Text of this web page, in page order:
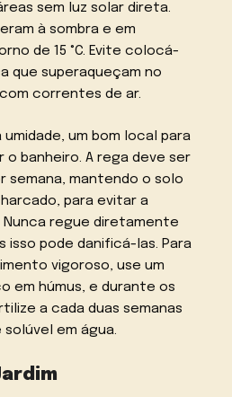
sem luz solar direta.
à sombra e em
de 15 °C. Evite colocá-
que superaqueçam no
correntes de ar.
um bom local para
banheiro. A rega deve ser
semana, mantendo o solo
para evitar a
Nunca regue diretamente
isso pode danificá-las. Para
vigoroso, use um
em húmus, e durante os
a cada duas semanas
em água.